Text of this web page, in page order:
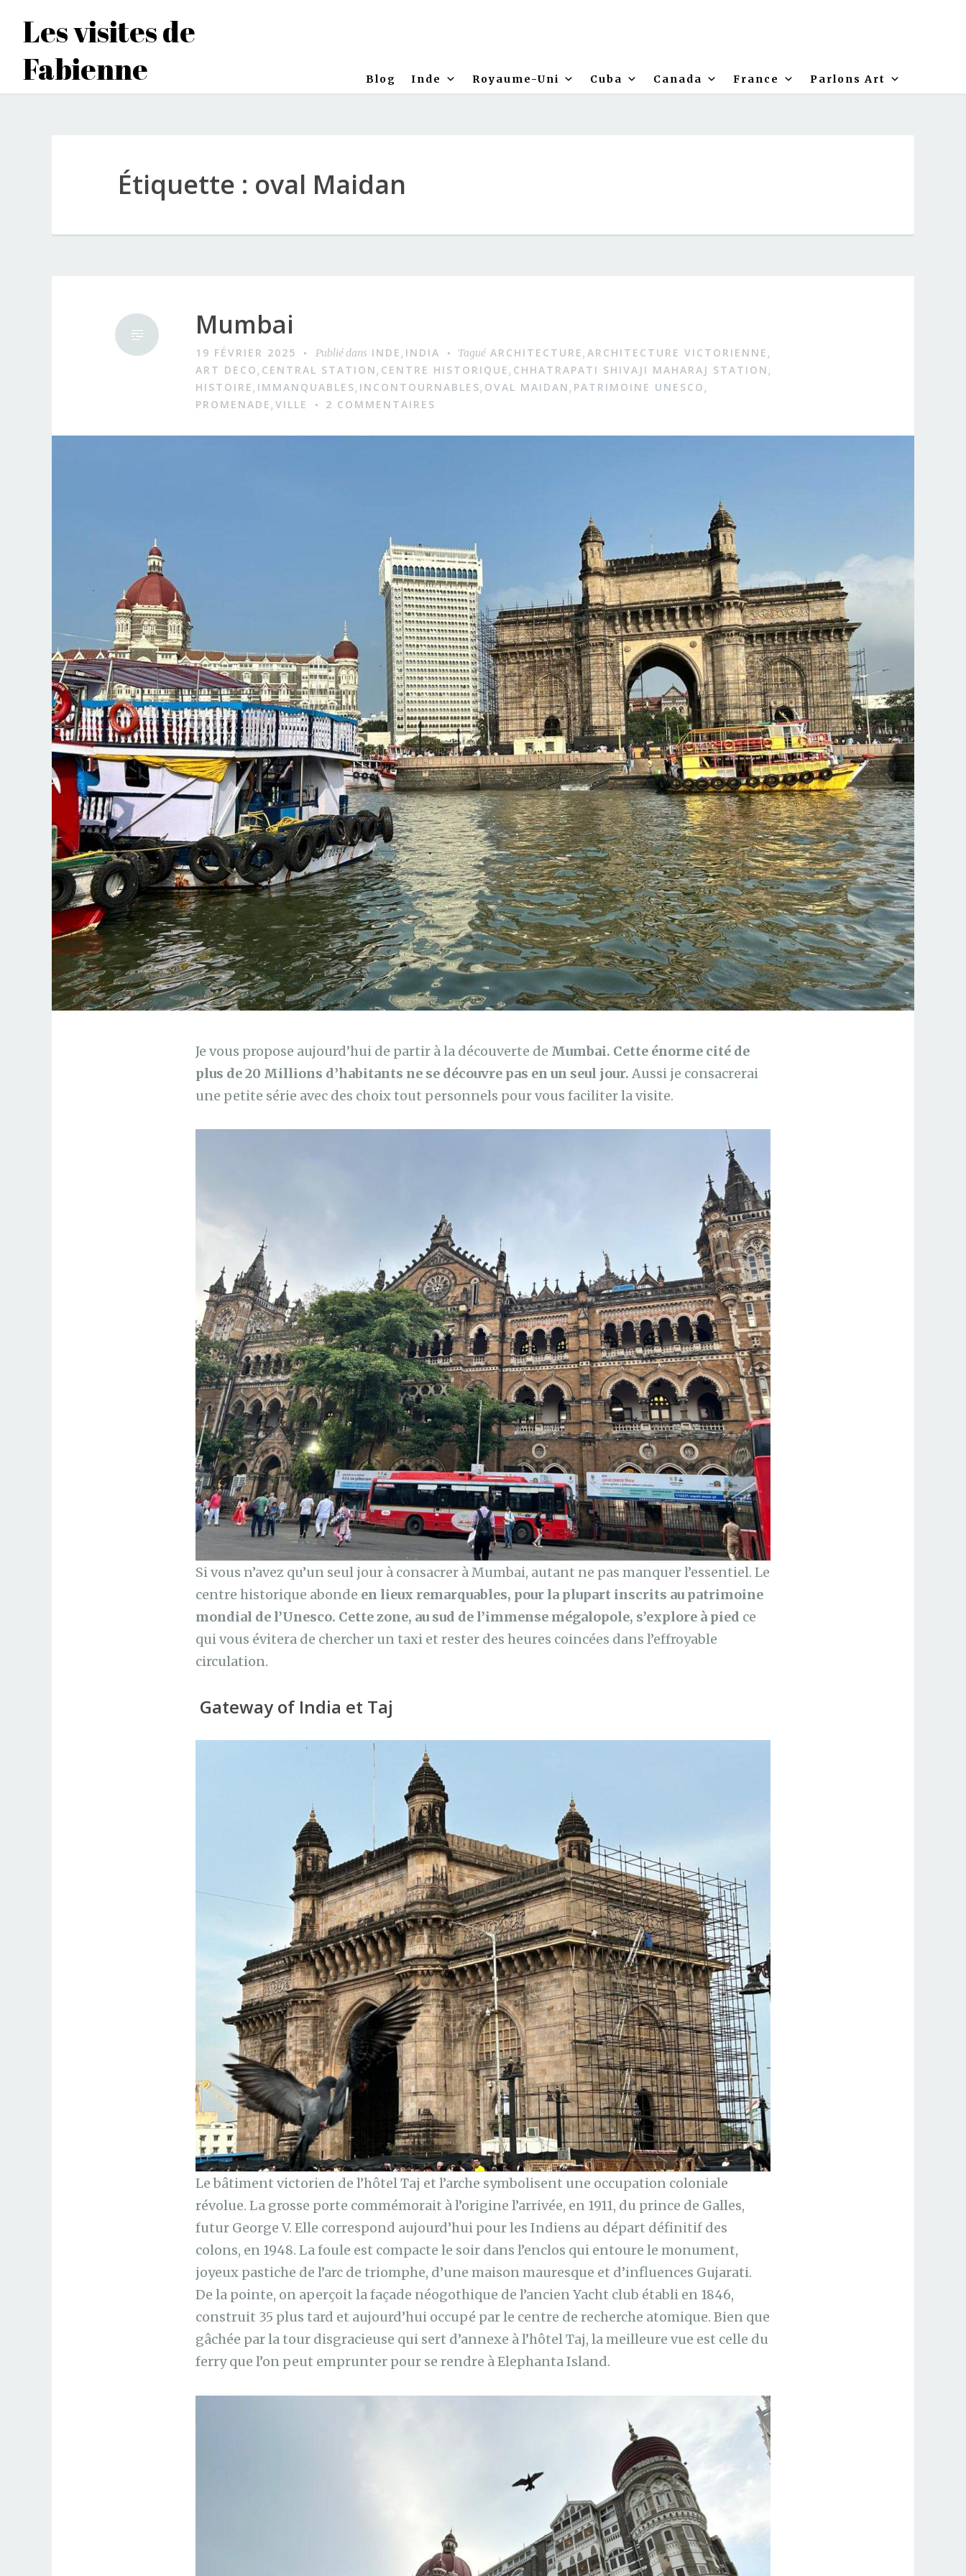
contenu
principal
Les visites de
Fabienne
Blog Inde Royaume-Uni Cuba Canada France Parlons Art
Étiquette : oval Maidan
Mumbai
19 FÉVRIER 2025 Publié dans INDE, INDIA Tagué ARCHITECTURE, ARCHITECTURE VICTORIENNE,
ART DECO, CENTRAL STATION, CENTRE HISTORIQUE, CHHATRAPATI SHIVAJI MAHARAJ STATION,
HISTOIRE, IMMANQUABLES, INCONTOURNABLES, OVAL MAIDAN, PATRIMOINE UNESCO,
PROMENADE, VILLE 2 COMMENTAIRES
Je vous propose aujourd’hui de partir à la découverte de Mumbai. Cette énorme cité de
plus de 20 Millions d’habitants ne se découvre pas en un seul jour. Aussi je consacrerai
une petite série avec des choix tout personnels pour vous faciliter la visite.
Si vous n’avez qu’un seul jour à consacrer à Mumbai, autant ne pas manquer l’essentiel. Le
centre historique abonde en lieux remarquables, pour la plupart inscrits au patrimoine
mondial de l’Unesco. Cette zone, au sud de l’immense mégalopole, s’explore à pied ce
qui vous évitera de chercher un taxi et rester des heures coincées dans l’effroyable
circulation.
Gateway of India et Taj
Le bâtiment victorien de l’hôtel Taj et l’arche symbolisent une occupation coloniale
révolue. La grosse porte commémorait à l’origine l’arrivée, en 1911, du prince de Galles,
futur George V. Elle correspond aujourd’hui pour les Indiens au départ définitif des
colons, en 1948. La foule est compacte le soir dans l’enclos qui entoure le monument,
joyeux pastiche de l’arc de triomphe, d’une maison mauresque et d’influences Gujarati.
De la pointe, on aperçoit la façade néogothique de l’ancien Yacht club établi en 1846,
construit 35 plus tard et aujourd’hui occupé par le centre de recherche atomique. Bien que
gâchée par la tour disgracieuse qui sert d’annexe à l’hôtel Taj, la meilleure vue est celle du
ferry que l’on peut emprunter pour se rendre à Elephanta Island.